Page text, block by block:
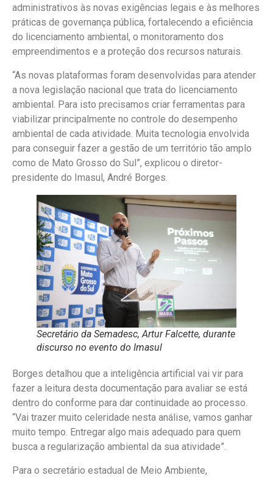
administrativos às novas exigências legais e às melhores
práticas de governança pública, fortalecendo a eficiência
do licenciamento ambiental, o monitoramento dos
empreendimentos e a proteção dos recursos naturais.
“As novas plataformas foram desenvolvidas para atender
a nova legislação nacional que trata do licenciamento
ambiental. Para isto precisamos criar ferramentas para
viabilizar principalmente no controle do desempenho
ambiental de cada atividade. Muita tecnologia envolvida
para conseguir fazer a gestão de um território tão amplo
como de Mato Grosso do Sul”, explicou o diretor-
presidente do Imasul, André Borges.
Secretário da Semadesc, Artur Falcette, durante
discurso no evento do Imasul
Borges detalhou que a inteligência artificial vai vir para
fazer a leitura desta documentação para avaliar se está
dentro do conforme para dar continuidade ao processo.
“Vai trazer muito celeridade nesta análise, vamos ganhar
muito tempo. Entregar algo mais adequado para quem
busca a regularização ambiental da sua atividade”.
Para o secretário estadual de Meio Ambiente,